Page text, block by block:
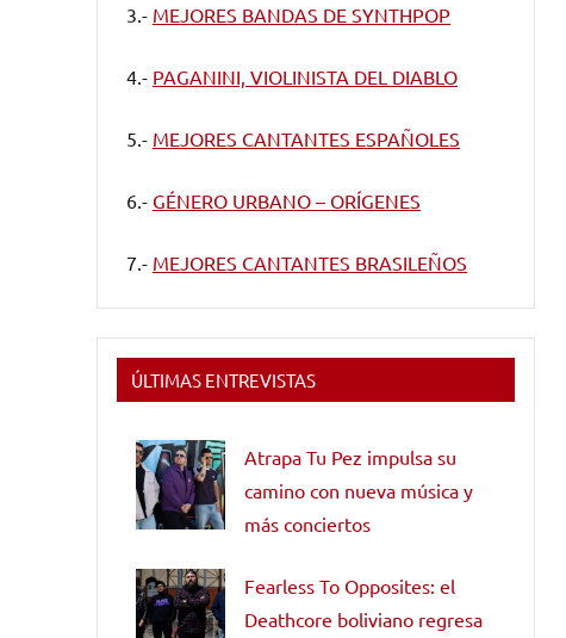
3.- MEJORES BANDAS DE SYNTHPOP
4.- PAGANINI, VIOLINISTA DEL DIABLO
5.- MEJORES CANTANTES ESPAÑOLES
6.- GÉNERO URBANO – ORÍGENES
7.- MEJORES CANTANTES BRASILEÑOS
ÚLTIMAS ENTREVISTAS
Atrapa Tu Pez impulsa su
camino con nueva música y
más conciertos
Fearless To Opposites: el
Deathcore boliviano regresa